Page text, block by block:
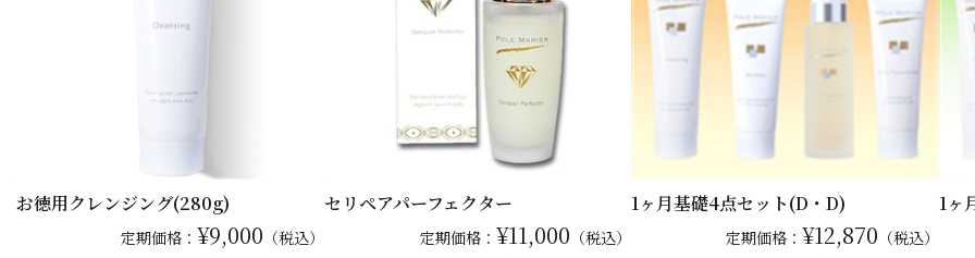
お徳用クレンジング(280g)
定期価格： ¥9,000 （税込）
セリペアパーフェクター
定期価格： ¥11,000 （税込）
1ヶ月基礎4点セット(D・D)
定期価格： ¥12,870 （税込）
1ヶ